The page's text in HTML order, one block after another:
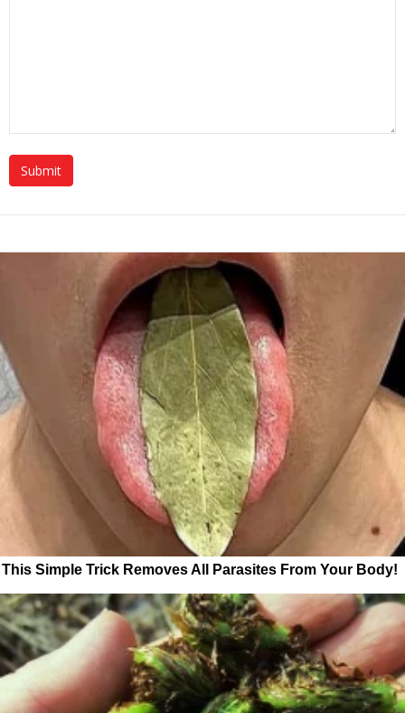
This Simple Trick Removes All Parasites From Your Body!